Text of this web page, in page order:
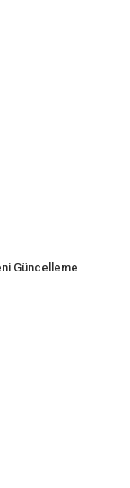
Güncelleme